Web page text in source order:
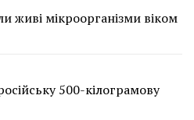
живі мікроорганізми віком
500-кілограмову